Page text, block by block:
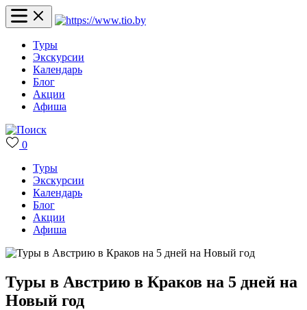
Туры
Экскурсии
Календарь
Блог
Акции
Афиша
0
Туры
Экскурсии
Календарь
Блог
Акции
Афиша
Туры в Австрию в Краков на 5 дней на
Новый год